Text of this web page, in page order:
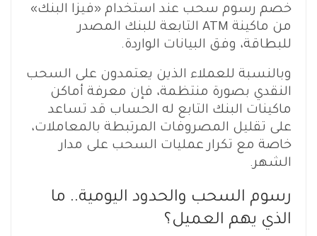
خصم رسوم سحب عند استخدام «فيزا البنك»
من ماكينة ATM التابعة للبنك المصدر
للبطاقة، وفق البيانات الواردة.
وبالنسبة للعملاء الذين يعتمدون على السحب
النقدي بصورة منتظمة، فإن معرفة أماكن
ماكينات البنك التابع له الحساب قد تساعد
على تقليل المصروفات المرتبطة بالمعاملات،
خاصة مع تكرار عمليات السحب على مدار
الشهر.
رسوم السحب والحدود اليومية.. ما
الذي يهم العميل؟